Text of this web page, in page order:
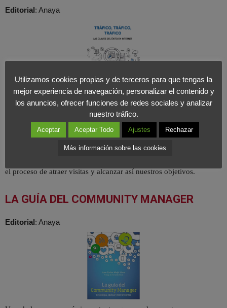
Editorial: Anaya
La revolución digital ha propiciado quelas empresas se lancen a
una carrera en internet en la que diariamente compiten por captar la
atención del usuario
, porobtener sus visitas y por conseguir
y conversación en aras degenerar venta. El libro de
el proceso de atraer visitas y alcanzar así nuestros objetivos.
LA GUÍA DEL COMMUNITY MANAGER
Editorial: Anaya
Utilizamos cookies propias y de terceros para que tengas la
mejor experiencia de navegación, personalizar el contenido y
los anuncios, ofrecer funciones de redes sociales y analizar
nuestro tráfico.
Aceptar Aceptar Todo Ajustes Rechazar
Más información sobre las cookies